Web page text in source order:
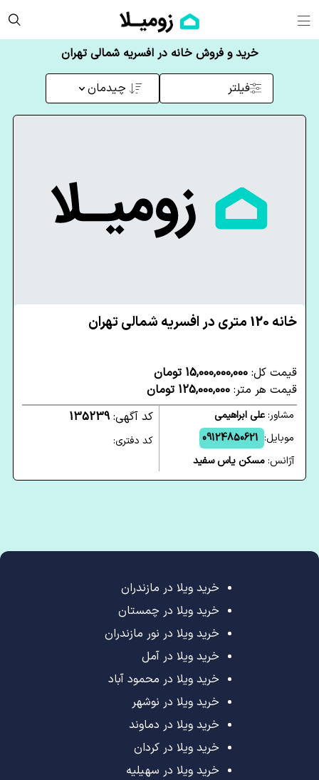
خرید و فروش خانه در افسریه شمالی تهران
فیلتر چیدمان
خانه 120 متری در افسریه شمالی تهران
قیمت کل: 15,000,000,000 تومان
قیمت هر متر: 125,000,000 تومان
مشاور:علی ابراهیمی
موبایل: 09124850621
آژانس:مسکن یاس سفید
کد آگهی:135239
کد دفتری:
خرید ویلا در مازندران
خرید ویلا در چمستان
خرید ویلا در نور مازندران
خرید ویلا در آمل
خرید ویلا در محمود آباد
خرید ویلا در نوشهر
خرید ویلا در دماوند
خرید ویلا در کردان
خرید ویلا در سهیلیه